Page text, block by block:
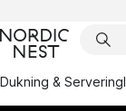
Dukning & Servering